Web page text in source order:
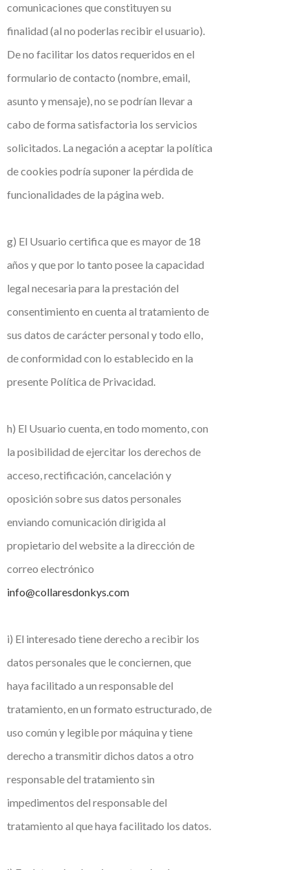
comunicaciones que constituyen su
finalidad (al no poderlas recibir el usuario).
De no facilitar los datos requeridos en el
formulario de contacto (nombre, email,
asunto y mensaje), no se podrían llevar a
cabo de forma satisfactoria los servicios
solicitados. La negación a aceptar la política
de cookies podría suponer la pérdida de
funcionalidades de la página web.
g) El Usuario certifica que es mayor de 18
años y que por lo tanto posee la capacidad
legal necesaria para la prestación del
consentimiento en cuenta al tratamiento de
sus datos de carácter personal y todo ello,
de conformidad con lo establecido en la
presente Política de Privacidad.
h) El Usuario cuenta, en todo momento, con
la posibilidad de ejercitar los derechos de
acceso, rectificación, cancelación y
oposición sobre sus datos personales
enviando comunicación dirigida al
propietario del website a la dirección de
correo electrónico
info@collaresdonkys.com
i) El interesado tiene derecho a recibir los
datos personales que le conciernen, que
haya facilitado a un responsable del
tratamiento, en un formato estructurado, de
uso común y legible por máquina y tiene
derecho a transmitir dichos datos a otro
responsable del tratamiento sin
impedimentos del responsable del
tratamiento al que haya facilitado los datos.